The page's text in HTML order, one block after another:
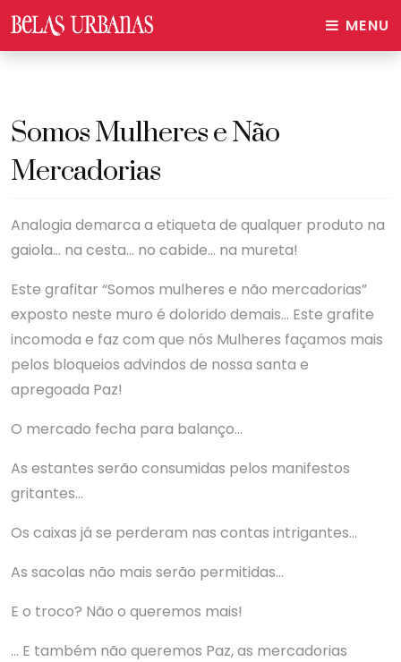
MENU
Somos Mulheres e Não
Mercadorias
Analogia demarca a etiqueta de qualquer produto na
gaiola… na cesta… no cabide… na mureta!
Este grafitar “Somos mulheres e não mercadorias”
exposto neste muro é dolorido demais… Este grafite
incomoda e faz com que nós Mulheres façamos mais
pelos bloqueios advindos de nossa santa e
apregoada Paz!
O mercado fecha para balanço…
As estantes serão consumidas pelos manifestos
gritantes…
Os caixas já se perderam nas contas intrigantes…
As sacolas não mais serão permitidas…
E o troco? Não o queremos mais!
… E também não queremos Paz, as mercadorias